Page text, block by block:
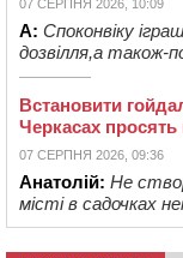
07 СЕРПНЯ 2026, 10:09
А: Споконвіку
дозвілля,а також-
Встановити
Черкасах
07 СЕРПНЯ 2026, 09:36
Анатолій: Не
місті в садочках